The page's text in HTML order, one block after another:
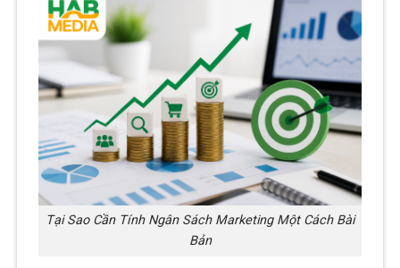
Tại Sao Cần Tính Ngân Sách Marketing Một Cách Bài
Bản